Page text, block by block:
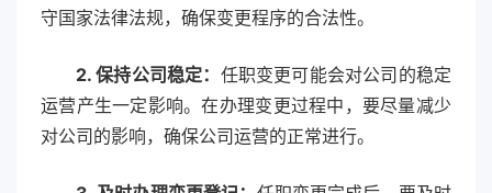
守国家法律法规，确保变更程序的合法性。
2. 保持公司稳定： 任职变更可能会对公司的稳定
运营产生一定影响。在办理变更过程中，要尽量减少
对公司的影响，确保公司运营的正常进行。